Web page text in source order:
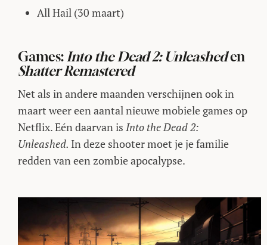
All Hail (30 maart)
Games: Into the Dead 2: Unleasheden
Shatter Remastered
Net als in andere maanden verschijnen ook in
maart weer een aantal nieuwe mobiele games op
Netflix. Eén daarvan is Into the Dead 2:
Unleashed. In deze shooter moet je je familie
redden van een zombie apocalypse.